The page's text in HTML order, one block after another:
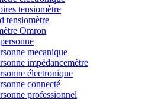
tensiomètre
tensiomètre
Omron
mecanique
impédancemètre
électronique
connecté
professionnel